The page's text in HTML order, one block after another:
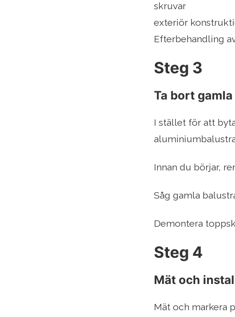
skruvar
exteriör
Efterbehandling
Steg 3
Ta bort
I stället för att
Innan du börjar,
Såg gamla
Demontera
Steg 4
Mät och
Mät och markera